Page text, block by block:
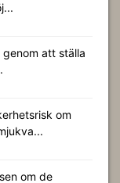
att ställa
om
om de